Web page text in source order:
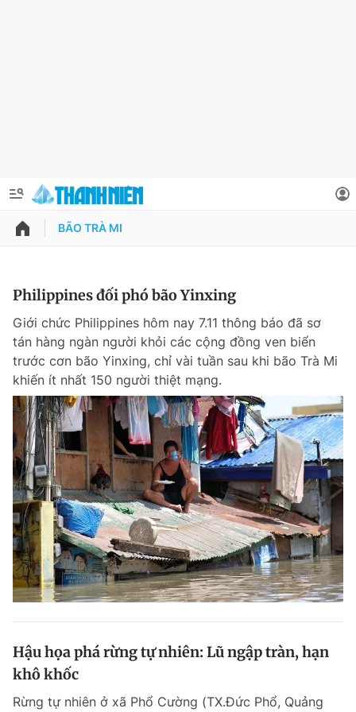
QUẢNG CÁO
Chuyên mục
Chuyên mục khác
Chào ngày mới Tin 24h
Tin thị trường Tin 360
Video Magazine
Sản phẩm khác
Tiện ích Bạn cần biết
Thông tin tòa soạn Liên hệ quảng cáo
Thông tin tài khoản
Đổi mật khẩu
Tin đã lưu
Đăng xuất
BÃO TRÀ MI
Philippines đối phó bão Yinxing
Giới chức Philippines hôm nay 7.11 thông báo đã sơ
tán hàng ngàn người khỏi các cộng đồng ven biển
trước cơn bão Yinxing, chỉ vài tuần sau khi bão Trà Mi
khiến ít nhất 150 người thiệt mạng.
Hậu họa phá rừng tự nhiên: Lũ ngập tràn, hạn
khô khốc
Rừng tự nhiên ở xã Phổ Cường (TX.Đức Phổ, Quảng